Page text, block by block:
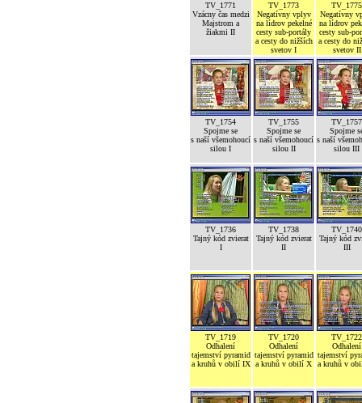
TV_1771
Vzácny čas medzi
Majstrom a
žiakmi II
TV_1773
Negatívny vplyv
na lídrov pekelné
cesty sub-portály
a cesty do nižších
svetov I
TV_1775
Negatívny
na lídrov
cesty sub-
a cesty do
svetov II
TV_1754
Spojme se
s naší všemohoucí
silou I
TV_1755
Spojme se
s naší všemohoucí
silou II
TV_1757
Spojme
s naší
silou III
TV_1736
Tajný kód zvierat
I
TV_1738
Tajný kód zvierat
II
TV_1740
Tajný kód
III
TV_1719
Odhalení
tajemství pyramid
a kruhů v obilí IX
TV_1720
Odhalení
tajemství pyramid
a kruhů v obilí X
TV_1722
Odhalení
tajemství
a kruhů v